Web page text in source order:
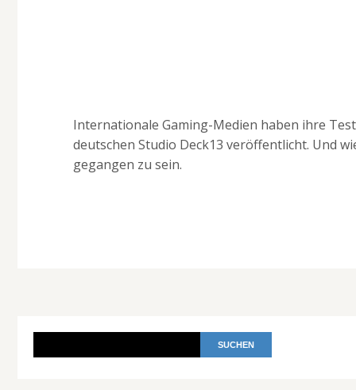
Internationale Gaming-Medien haben ihre
deutschen Studio Deck13 veröffentlicht. Und
gegangen zu sein.